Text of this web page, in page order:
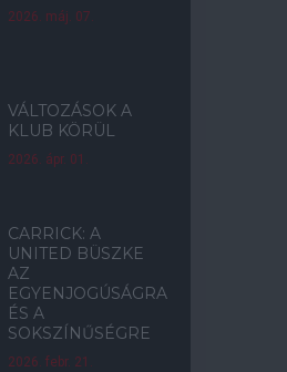
2026. máj. 07.
VÁLTOZÁSOK A
KLUB KÖRÜL
2026. ápr. 01.
CARRICK: A
UNITED BÜSZKE
AZ
EGYENJOGÚSÁGRA
ÉS A
SOKSZÍNŰSÉGRE
2026. febr. 21.